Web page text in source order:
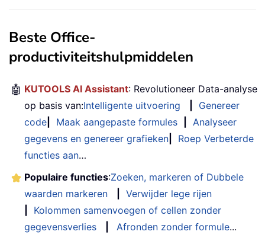
Beste Office-
productiviteitshulpmiddelen
🤖 KUTOOLS AI Assistant: Revolutioneer Data-analyse
op basis van:Intelligente uitvoering
Genereer
code
Maak aangepaste formules
Analyseer
gegevens en genereer grafieken
Roep Verbeterde
functies aan…
Populaire functies:Zoeken, markeren of Dubbele
waarden markeren
Verwijder lege rijen
Kolommen samenvoegen of cellen zonder
gegevensverlies
Afronden zonder formule...